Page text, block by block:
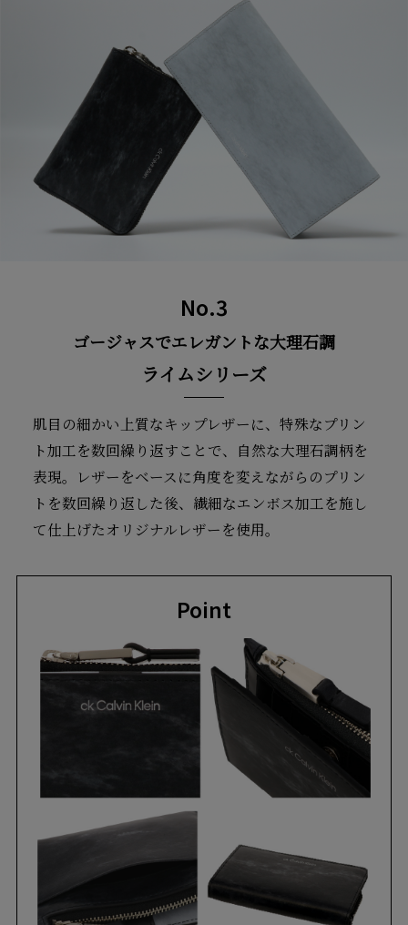
No.3
ゴージャスでエレガントな大理石調
ライムシリーズ
肌目の細かい上質なキップレザーに、特殊なプリン
ト加工を数回繰り返すことで、自然な大理石調柄を
表現。レザーをベースに角度を変えながらのプリン
トを数回繰り返した後、繊細なエンボス加工を施し
て仕上げたオリジナルレザーを使用。
Point